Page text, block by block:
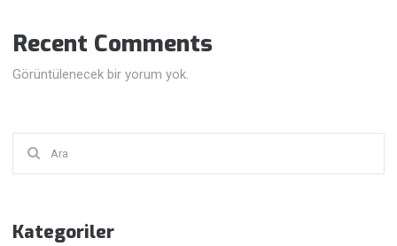
Recent Comments
Görüntülenecek bir yorum yok.
Kategoriler